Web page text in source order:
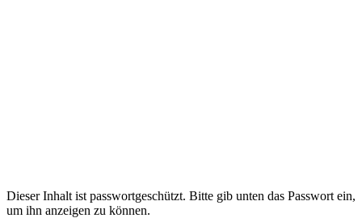
Dieser Inhalt ist passwortgeschützt. Bitte gib unten das Passwort ein,
um ihn anzeigen zu können.